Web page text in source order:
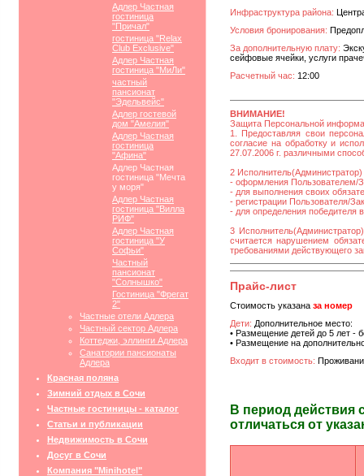
Адлер Частная
гостиница
"Причал"
гостиница "Relax
Club Exclusive"
Адлер Частная
гостиница "МиЛи"
частный
пансионат
"Эдельвейс"
Адлер гостевой
дом "Амелия"
Адлер Частная
гостиница
"Афина"
Адлер Частная
гостиница "Мечта
у моря"
Адлер Частная
гостиница "Вилла
РИФ"
Адлер Частная
гостиница "У
Софьи"
Частный
пансионат
"Солнышко"
Гостиница "Фрегат
2"
Частные отели Адлера
Частный сектор Адлера
Коттеджи, эллинги Адлера
Санатории пансионаты
Адлера
Красная поляна
Зимний отдых в Сочи
Частные гостиницы - каталог
Статьи и публикации
Недвижимость в Сочи
Досуг в Сочи
Компания "Minihotel"
Инфраструктура района:
Условия бронирования:
За дополнительную плату:
сейфовые ячейки, услуги
Расчетный час: 12:00
ВНИМАНИЕ!
Защита Персональной
1. Предоставляя свои
согласие на обработку и
27.07.2006 г. различными
2
- оформления Пользователем/
- для выполнения своих
- регистрации Пользователя/
- для определения победителя
3
считается нарушением
требованиями действующего
Прайс-лист
Стоимость указана за номер
Дети: Дополнительное место:
• Размещение детей до 5 лет -
• Размещение на
Входит в стоимость:
В период действия
отличаться от